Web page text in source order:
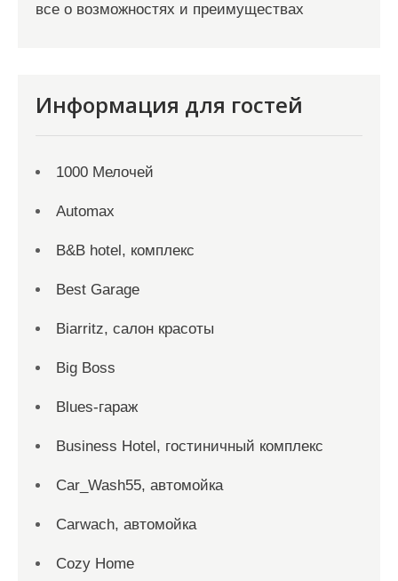
все о возможностях и преимуществах
Информация для гостей
1000 Мелочей
Automax
B&B hotel, комплекс
Best Garage
Biarritz, салон красоты
Big Boss
Blues-гараж
Business Hotel, гостиничный комплекс
Car_Wash55, автомойка
Carwach, автомойка
Cozy Home